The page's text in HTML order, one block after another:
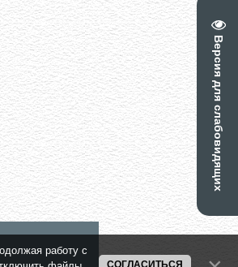
Версия для слабовидящих
работу с
СОГЛАСИТЬСЯ